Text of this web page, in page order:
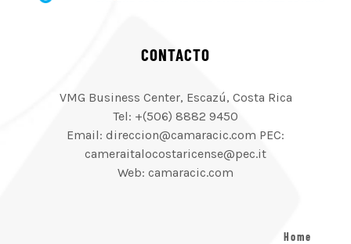
CONTACTO
VMG Business Center, Escazú, Costa Rica
Tel: +(506) 8882 9450
Email: direccion@camaracic.com PEC:
cameraitalocostaricense@pec.it
Web: camaracic.com
Home